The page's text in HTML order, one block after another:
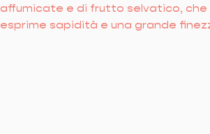
affumicate e di frutto selvatico, che
esprime sapidità e una grande